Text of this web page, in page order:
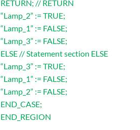
RETURN; // RETURN
“Lamp_2” := TRUE;
“Lamp_1” := FALSE;
“Lamp_3” := FALSE;
ELSE // Statement section ELSE
“Lamp_3” := TRUE;
“Lamp_1” := FALSE;
“Lamp_2” := FALSE;
END_CASE;
END_REGION